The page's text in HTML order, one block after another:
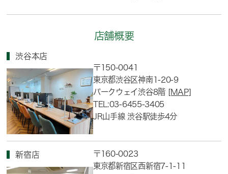
店舗概要
渋谷本店
〒150-0041
東京都渋谷区神南1-20-9
パークウェイ渋谷8階 [MAP]
TEL:03-6455-3405
JR山手線 渋谷駅徒歩4分
新宿店
〒160-0023
東京都新宿区西新宿7-1-11